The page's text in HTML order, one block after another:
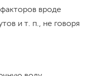
вроде
и т. п., не говоря